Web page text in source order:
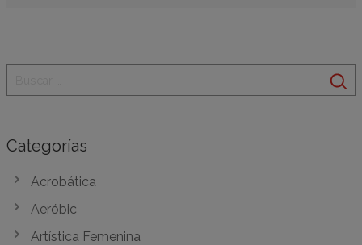
Categorías
Acrobática
Aeróbic
Artística Femenina